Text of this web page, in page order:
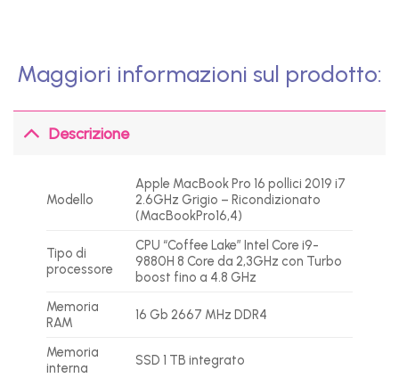
Maggiori informazioni sul prodotto:
Descrizione
Modello
Apple MacBook Pro 16 pollici 2019 i7
2.6GHz Grigio – Ricondizionato
(MacBookPro16,4)
Tipo di
processore
CPU “Coffee Lake” Intel Core i9-
9880H 8 Core da 2,3GHz con Turbo
boost fino a 4.8 GHz
Memoria
RAM
16 Gb 2667 MHz DDR4
Memoria
interna
SSD 1 TB integrato